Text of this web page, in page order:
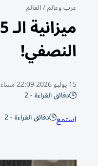
عرب وعالم/العالم
النصفي!
15 يوليو 2026 22:09 مساء
دقائق القراءة - 2
استمع دقائق القراءة - 2